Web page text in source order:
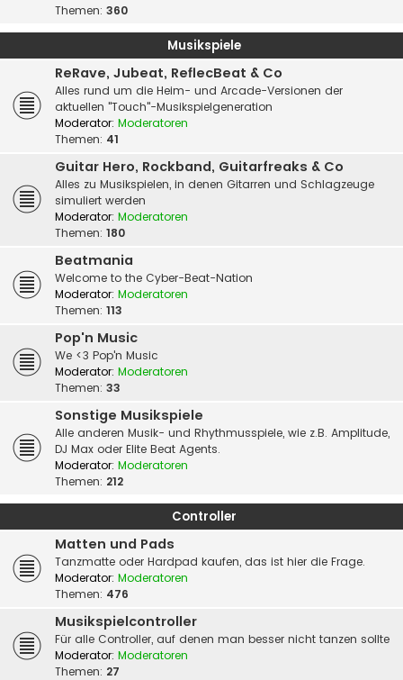
Themen: 360
Musikspiele
ReRave, Jubeat, ReflecBeat & Co
Alles rund um die Heim- und Arcade-Versionen der
aktuellen "Touch"-Musikspielgeneration
Moderator: Moderatoren
Themen: 41
Guitar Hero, Rockband, Guitarfreaks & Co
Alles zu Musikspielen, in denen Gitarren und Schlagzeuge
simuliert werden
Moderator: Moderatoren
Themen: 180
Beatmania
Welcome to the Cyber-Beat-Nation
Moderator: Moderatoren
Themen: 113
Pop'n Music
We <3 Pop'n Music
Moderator: Moderatoren
Themen: 33
Sonstige Musikspiele
Alle anderen Musik- und Rhythmusspiele, wie z.B. Amplitude,
DJ Max oder Elite Beat Agents.
Moderator: Moderatoren
Themen: 212
Controller
Matten und Pads
Tanzmatte oder Hardpad kaufen, das ist hier die Frage.
Moderator: Moderatoren
Themen: 476
Musikspielcontroller
Für alle Controller, auf denen man besser nicht tanzen sollte
Moderator: Moderatoren
Themen: 27